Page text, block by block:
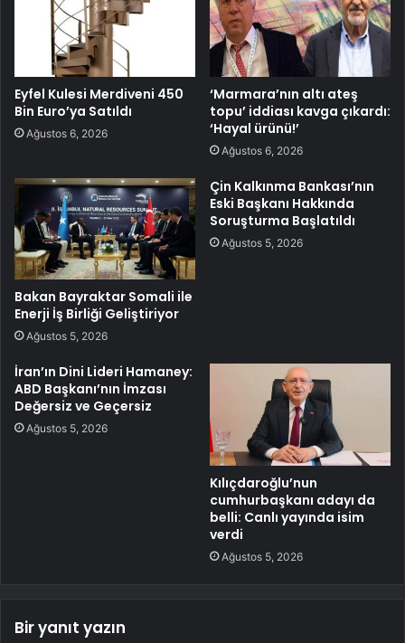
Eyfel Kulesi Merdiveni 450
Bin Euro’ya Satıldı
Ağustos 6, 2026
‘Marmara’nın altı ateş
topu’ iddiası kavga çıkardı:
‘Hayal ürünü!’
Ağustos 6, 2026
Bakan Bayraktar Somali ile
Enerji İş Birliği Geliştiriyor
Ağustos 5, 2026
Çin Kalkınma Bankası’nın
Eski Başkanı Hakkında
Soruşturma Başlatıldı
Ağustos 5, 2026
İran’ın Dini Lideri Hamaney:
ABD Başkanı’nın İmzası
Değersiz ve Geçersiz
Ağustos 5, 2026
Kılıçdaroğlu’nun
cumhurbaşkanı adayı da
belli: Canlı yayında isim
verdi
Ağustos 5, 2026
Bir yanıt yazın